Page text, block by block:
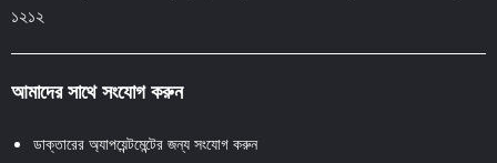
১২১২
আমাদের সাথে সংযোগ করুন
ডাক্তারের অ্যাপয়েন্টমেন্টের জন্য সংযোগ করুন